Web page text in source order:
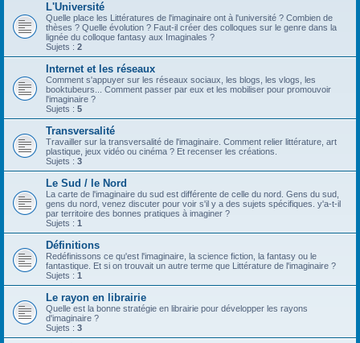
L'Université
Quelle place les Littératures de l'imaginaire ont à l'université ? Combien de
thèses ? Quelle évolution ? Faut-il créer des colloques sur le genre dans la
lignée du colloque fantasy aux Imaginales ?
Sujets : 2
Internet et les réseaux
Comment s'appuyer sur les réseaux sociaux, les blogs, les vlogs, les
booktubeurs... Comment passer par eux et les mobiliser pour promouvoir
l'imaginaire ?
Sujets : 5
Transversalité
Travailler sur la transversalité de l'imaginaire. Comment relier littérature, art
plastique, jeux vidéo ou cinéma ? Et recenser les créations.
Sujets : 3
Le Sud / le Nord
La carte de l'imaginaire du sud est différente de celle du nord. Gens du sud,
gens du nord, venez discuter pour voir s'il y a des sujets spécifiques. y'a-t-il
par territoire des bonnes pratiques à imaginer ?
Sujets : 1
Définitions
Redéfinissons ce qu'est l'imaginaire, la science fiction, la fantasy ou le
fantastique. Et si on trouvait un autre terme que Littérature de l'imaginaire ?
Sujets : 1
Le rayon en librairie
Quelle est la bonne stratégie en librairie pour développer les rayons
d'imaginaire ?
Sujets : 3